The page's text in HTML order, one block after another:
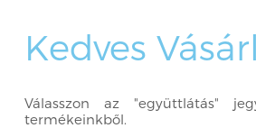
Kedves
Válasszon az "együttlátás"
termékeinkből.